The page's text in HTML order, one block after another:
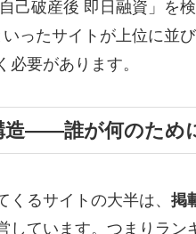
己破産後 即日融資」を
ったサイトが上位に並
要があります。
造——誰が何のため
くるサイトの大半は、 掲
しています。つまりラン